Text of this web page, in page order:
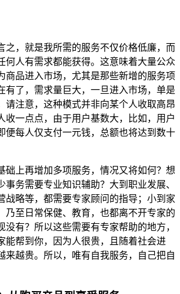
之，就是我所需的服务不仅价格低廉，而
何人有需求都能获得。这意味着大量公众
商品进入市场，尤其是那些新增的服务项
有了，需求量巨大，一旦进入市场，单是
请注意，这种模式并非向某个人收取高昂
收一点点，由于用户基数大，比如，用户
便每人仅支付一元钱，总额也将达到数十
础上再增加多项服务，情况又将如何？想
事务需要专业知识辅助？大到职业发展、
战略等，都需要专家顾问的指导；小到家
乃至日常保健、教育，也都离不开专家的
没有？所以这些需要有专家帮助的地方，
能帮到你，因为人很贵，且随着社会进
来越贵。所以，唯有自我服务，自己把自